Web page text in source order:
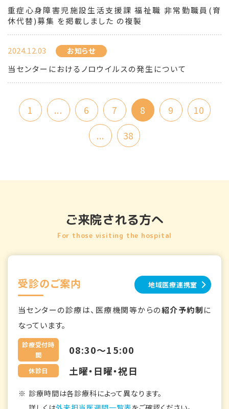
重症心身障害児施設生活支援課 福祉職 非常勤職員(育
休代替)募集 を掲載しました の複製
2024.12.03 お知らせ
当センターにおけるノロウイルスの発生について
1 ... 6 7 8 9
10
...
38
ご来院される方へ
For those visiting the hospital
受診のご案内 地域医療連携室
当センターの診療は、医療機関等からの紹介予約制に
なっています。
診療受付時
間
08:30～15:00
休診日 土曜・日曜・祝日
診療時間は各診療科によって異なります。